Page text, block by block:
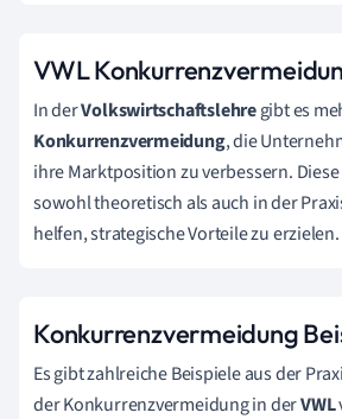
VWL
In derVolkswirtschaftslehregibt es
Konkurrenzvermeidung, die
ihre Marktposition zu verbessern.
sowohl theoretisch als auch in der
helfen, strategische Vorteile zu erzielen.
Konkurrenzvermeidung
Es gibt zahlreiche Beispiele aus der
der Konkurrenzvermeidung in derVWL